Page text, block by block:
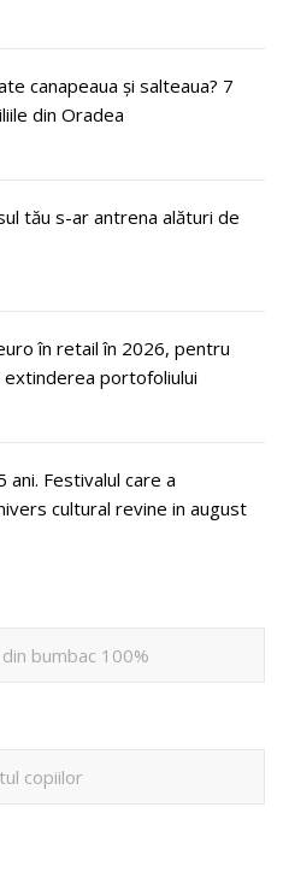
canapeaua și salteaua? 7
din Oradea
tău s-ar antrena alături de
în retail în 2026, pentru
portofoliului
ani. Festivalul care a
cultural revine in august
bumbac 100%
copiilor